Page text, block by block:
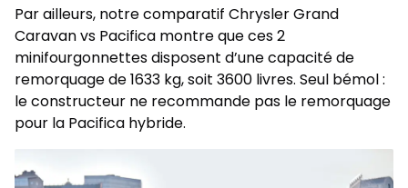
Par ailleurs, notre comparatif Chrysler Grand
Caravan vs Pacifica montre que ces 2
minifourgonnettes disposent d’une capacité de
remorquage de 1633 kg, soit 3600 livres. Seul bémol :
le constructeur ne recommande pas le remorquage
pour la Pacifica hybride.